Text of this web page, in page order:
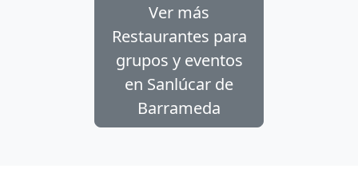
Ver más
Restaurantes para
grupos y eventos
en Sanlúcar de
Barrameda